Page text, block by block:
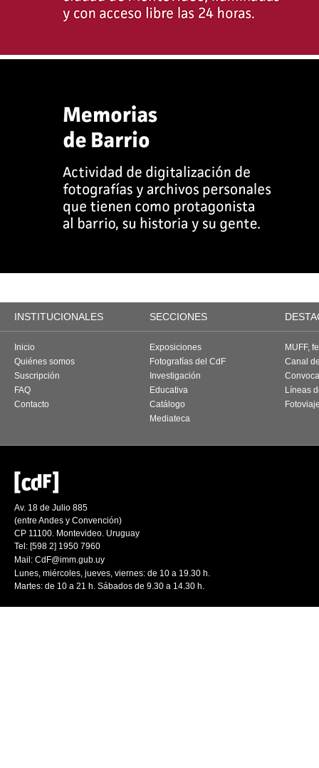
INSTITUCIONALES SECCIONES
Inicio
Quiénes somos
Suscripción
FAQ
Contacto
Exposiciones
Fotografías del CdF
Investigación
Educativa
Catálogo
Mediateca
MUFF,
Canal
Líneas
Av. 18 de Julio 885
(entre Andes y Convención)
CP 11100. Montevideo. Uruguay
Tel: [598 2] 1950 7960
Mail: CdF@imm.gub.uy
Lunes, miércoles, jueves, viernes: de 10 a 19.30 h.
Martes: de 10 a 21 h. Sábados de 9.30 a 14.30 h.